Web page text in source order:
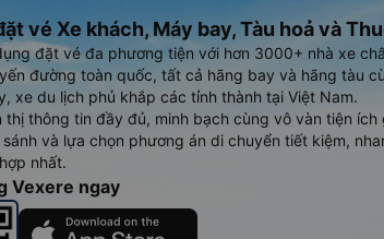
vé Xe khách, Máy bay, Tàu hoả và
đặt vé đa phương tiện với hơn 3000+ nhà xe
đường toàn quốc, tất cả hãng bay và hãng tàu
xe du lịch phủ khắp các tỉnh thành tại Việt Nam.
thị thông tin đầy đủ, minh bạch cùng vô vàn tiện ích
và lựa chọn phương án di chuyển tiết kiệm,
nhất.
Vexere ngay